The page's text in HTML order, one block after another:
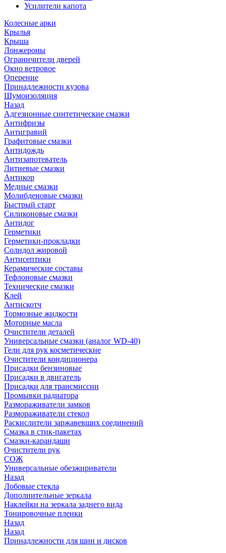
Усилители капота
Колесные арки
Крылья
Крыша
Лонжероны
Ограничители дверей
Окно ветровое
Оперение
Принадлежности кузова
Шумоизоляция
Назад
Адгезионные синтетические смазки
Антифризы
Антигравий
Графитовые смазки
Антидождь
Антизапотеватель
Литиевые смазки
Антикор
Медные смазки
Молибденовые смазки
Быстрый старт
Силиконовые смазки
Антидог
Герметики
Герметики-прокладки
Солидол жировой
Антисептики
Керамические составы
Тефлоновые смазки
Технические смазки
Клей
Антискотч
Тормозные жидкости
Моторные масла
Очистители деталей
Универсальные смазки (аналог WD-40)
Гели для рук косметические
Очистители кондиционера
Присадки бензиновые
Присадки в двигатель
Присадки для трансмиссии
Промывки радиатора
Размораживатели замков
Размораживатели стекол
Раскислители заржавевших соединений
Смазка в стик-пакетах
Смазки-карандаши
Очистители рук
СОЖ
Универсальные обезжириватели
Назад
Лобовые стекла
Дополнительные зеркала
Наклейки на зеркала заднего вида
Тонировочные пленки
Назад
Назад
Принадлежности для шин и дисков